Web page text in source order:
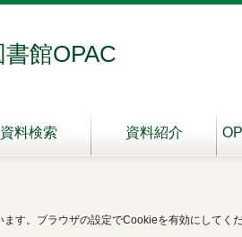
館OPAC
資料検索 資料紹介
す。ブラウザの設定でCookieを有効にしてく